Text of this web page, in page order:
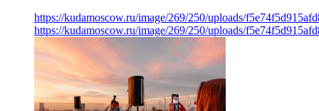
https://kudamoscow.ru/image/269/250/uploads/
https://kudamoscow.ru/image/269/250/uploads/